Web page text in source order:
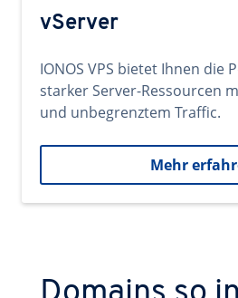
vServer
IONOS VPS bietet Ihnen die
starker Server-Ressourcen
und unbegrenztem Traffic.
Mehr